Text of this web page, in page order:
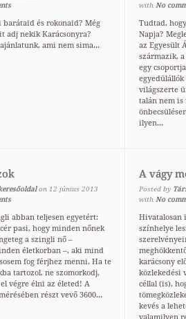
barátaid és rokonaid? Még
adj nekik Karácsonyra?
ami nem sima...
with No
Tudtad,
Napja?
az Egyesült
származik,
egy
világszerte
talán nem is
ilyen...
on 12 június 2013
abban teljesen egyetért:
pasi, hogy minden nőnek
a szingli nő –
életkorban –, aki mind
fog férjhez menni. Ha te
tartozol, ne szomorkodj,
végre élni az életed! A
részt vevő 3600...
A vágy
Posted by
with No
Hivatalosan
színhelye
karácsony
közlekedési
céllal (is),
kevés a